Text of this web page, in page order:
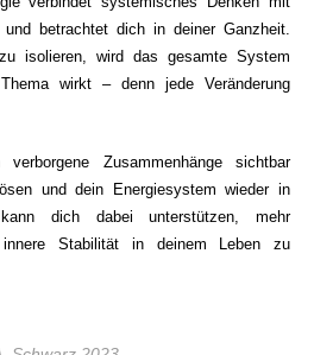
und betrachtet dich in deiner Ganzheit.
isolieren, wird das gesamte System
wirkt – denn jede Veränderung
Zusammenhänge sichtbar
und dein Energiesystem wieder in
dich dabei unterstützen, mehr
Stabilität in deinem Leben zu